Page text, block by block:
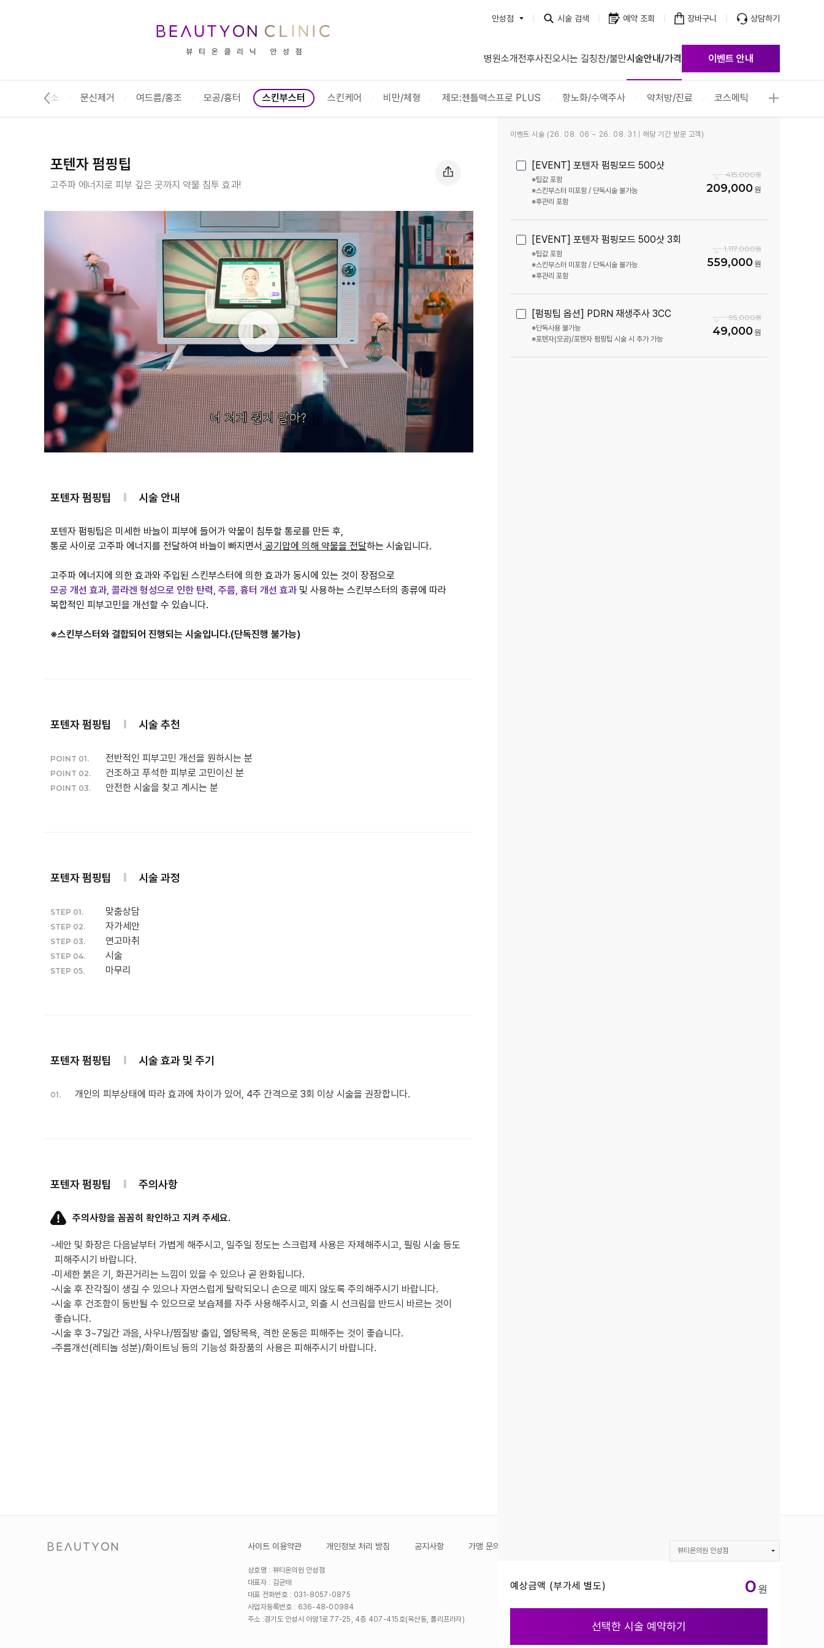
안성점
수원망포점
평택고덕점
안산중앙점
양주옥정점
성남신흥점
충북혁신도시점
인천계양점
대전도안점
내포신도시점
오산점
영종도점
명동점
안동점
동대구역점
울산점
인하대역점
속초점
정관점
화성향남점
동작점
충주점
부천소사점
시흥은계점 (개원 확정)
나주혁신도시점 (개원 확정)
시술 검색 예약 조회 장바구니 상담하기
병원소개전후사진오시는 길칭찬/불만시술안내/가격 이벤트 안내
기미/색소 문신제거 여드름/홍조 모공/흉터 스킨부스터 스킨케어 비만/체형 제모:젠틀맥스프로 PLUS 항노화/수액주사 약처방/진료 코스메틱
포텐자 펌핑팁
고주파 에너지로 피부 깊은 곳까지 약물 침투 효과!
포텐자 펌핑팁 시술 안내
포텐자 펌핑팁은 미세한 바늘이 피부에 들어가 약물이 침투할 통로를 만든 후,
통로 사이로 고주파 에너지를 전달하여 바늘이 빠지면서 공기압에 의해 약물을 전달하는 시술입니다.
모공 개선 효과, 콜라겐 형성으로 인한 탄력, 주름, 흉터 개선 효과 및 사용하는 스킨부스터의 종류에 따라
복합적인 피부고민을 개선할 수 있습니다.
※스킨부스터와 결합되어 진행되는 시술입니다.(단독진행 불가능)
포텐자 펌핑팁 시술 추천
POINT 01. 전반적인 피부고민 개선을 원하시는 분
POINT 02. 건조하고 푸석한 피부로 고민이신 분
POINT 03. 안전한 시술을 찾고 계시는 분
포텐자 펌핑팁 시술 과정
STEP 01. 맞춤상담
STEP 02. 자가세안
STEP 03. 연고마취
STEP 04. 시술
STEP 05. 마무리
포텐자 펌핑팁 시술 효과 및 주기
01. 개인의 피부상태에 따라 효과에 차이가 있어, 4주 간격으로 3회 이상 시술을 권장합니다.
포텐자 펌핑팁 주의사항
주의사항을 꼼꼼히 확인하고 지켜 주세요.
-세안 및 화장은 다음날부터 가볍게 해주시고, 일주일 정도는 스크럽제 사용은 자제해주시고, 필링 시술 등도
피해주시기 바랍니다.
-미세한 붉은 기, 화끈거리는 느낌이 있을 수 있으나 곧 완화됩니다.
-시술 후 잔각질이 생길 수 있으나 자연스럽게 탈락되오니 손으로 떼지 않도록 주의해주시기 바랍니다.
-시술 후 건조함이 동반될 수 있으므로 보습제를 자주 사용해주시고, 외출 시 선크림을 반드시 바르는 것이
좋습니다.
-시술 후 3~7일간 과음, 사우나/찜질방 출입, 열탕목욕, 격한 운동은 피해주는 것이 좋습니다.
-주름개선(레티놀 성분)/화이트닝 등의 기능성 화장품의 사용은 피해주시기 바랍니다.
이벤트 시술 (26. 08. 06 ~ 26. 08. 31 | 해당 기간 방문 고객)
[EVENT] 포텐자 펌핑모드 500샷
※팁값 포함
※스킨부스터 미포함 / 단독시술 불가능
※후관리 포함
415,000
209,000
[EVENT] 포텐자 펌핑모드 500샷 3회
※팁값 포함
※스킨부스터 미포함 / 단독시술 불가능
※후관리 포함
1,117,000
559,000
[펌핑팁 옵션] PDRN 재생주사 3CC
※단독사용 불가능
※포텐자(모공)/포텐자 펌핑팁 시술 시 추가 가능
95,000
49,000
예상금액 (부가세 별도) 0
선택한 시술 예약하기
사이트 이용약관 개인정보 처리 방침 공지사항 가맹 문의
상호명 : 뷰티온의원 안성점
대표자 : 김균태
대표 전화번호 : 031-8057-0875
사업자등록번호 : 636-48-00984
주소 :경기도 안성시 아양1로 77-25, 4층 407-415호(옥산동, 폴리프라자)
뷰티온의원 안성점
뷰티온의원 파주운정점